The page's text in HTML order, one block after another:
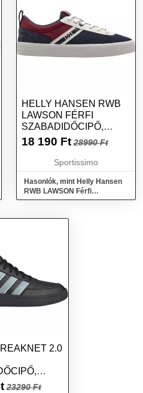
HELLY HANSEN RWB
LAWSON FÉRFI
SZABADIDŐCIPŐ,
SÖTÉTKÉK, MÉRET 44
18 190 Ft 28990 Ft
Sportissimo
Hasonlók, mint Helly Hansen
RWB LAWSON Férfi
szabadidőcipő, sötétkék,
2.0
46 2/3
23290 Ft